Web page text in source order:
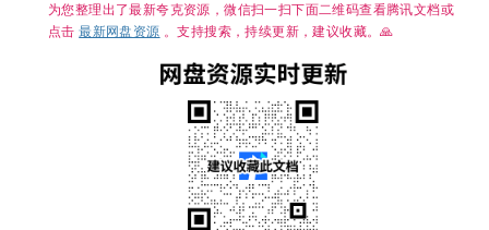
情 】【主演:
陈都灵 / 周翊
为您整理出了最新夸克资源，微信扫一扫下面二维码查看腾讯文档或
点击最新网盘资源 。支持搜索，持续更新，建议收藏。🙏